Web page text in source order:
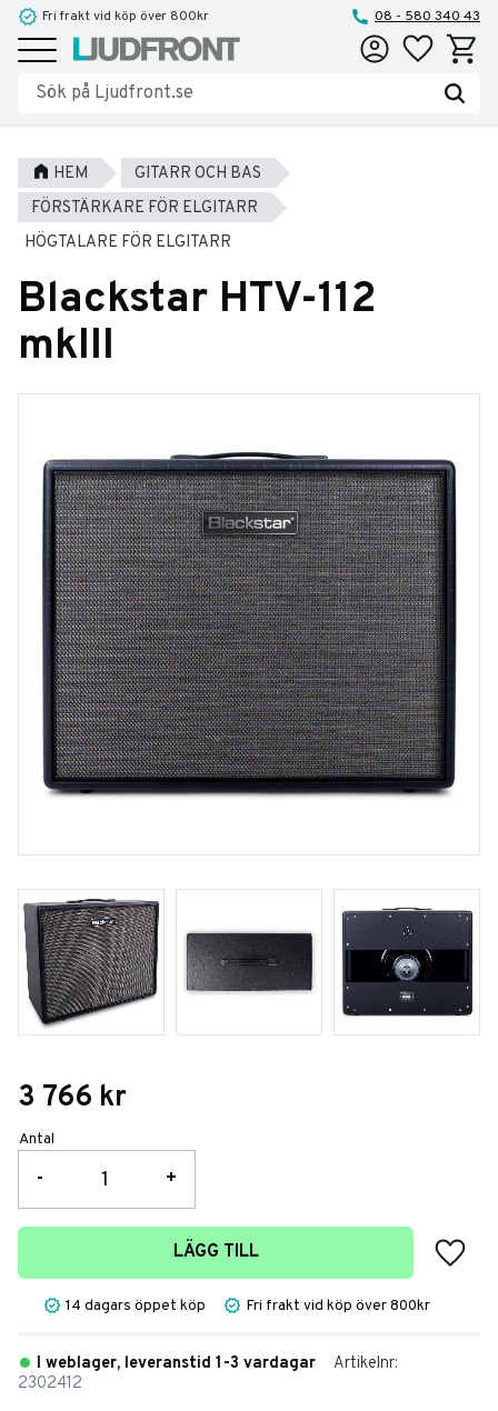
Meny
Fri frakt vid köp över 800kr 08 - 580 340 43
Favoriter
HEM
GITARR OCH BAS
FÖRSTÄRKARE FÖR ELGITARR
HÖGTALARE FÖR ELGITARR
Blackstar HTV-112
mkIII
3 766 kr
Antal
+
-
LÄGG TILL
Lägg
14 dagars öppet köp Fri frakt vid köp över 800kr
I weblager, leveranstid 1-3 vardagar
Artikelnr
2302412